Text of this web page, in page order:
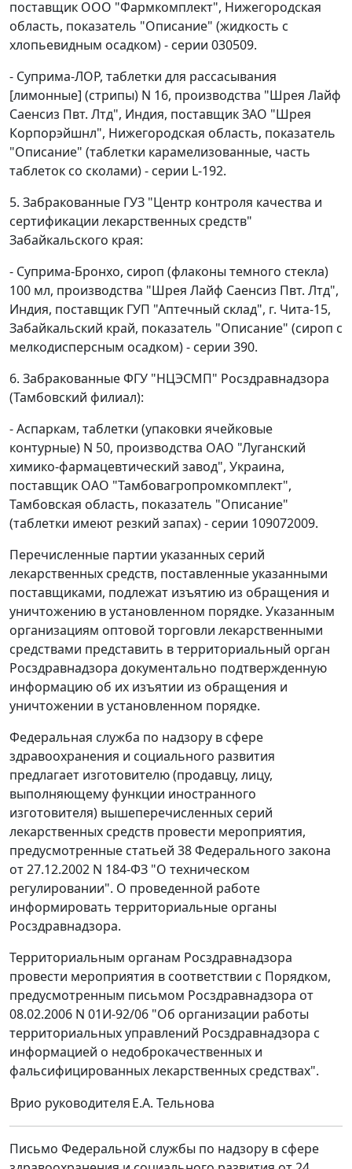
поставщик ООО "Фармкомплект", Нижегородская
область, показатель "Описание" (жидкость с
хлопьевидным осадком) - серии 030509.
- Суприма-ЛОР, таблетки для рассасывания
[лимонные] (стрипы) N 16, производства "Шрея Лайф
Саенсиз Пвт. Лтд", Индия, поставщик ЗАО "Шрея
Корпорэйшнл", Нижегородская область, показатель
"Описание" (таблетки карамелизованные, часть
таблеток со сколами) - серии L-192.
5. Забракованные ГУЗ "Центр контроля качества и
сертификации лекарственных средств"
Забайкальского края:
- Суприма-Бронхо, сироп (флаконы темного стекла)
100 мл, производства "Шрея Лайф Саенсиз Пвт. Лтд",
Индия, поставщик ГУП "Аптечный склад", г. Чита-15,
Забайкальский край, показатель "Описание" (сироп с
мелкодисперсным осадком) - серии 390.
6. Забракованные ФГУ "НЦЭСМП" Росздравнадзора
(Тамбовский филиал):
- Аспаркам, таблетки (упаковки ячейковые
контурные) N 50, производства ОАО "Луганский
химико-фармацевтический завод", Украина,
поставщик ОАО "Тамбовагропромкомплект",
Тамбовская область, показатель "Описание"
(таблетки имеют резкий запах) - серии 109072009.
Перечисленные партии указанных серий
лекарственных средств, поставленные указанными
поставщиками, подлежат изъятию из обращения и
уничтожению в установленном порядке. Указанным
организациям оптовой торговли лекарственными
средствами представить в территориальный орган
Росздравнадзора документально подтвержденную
информацию об их изъятии из обращения и
уничтожении в установленном порядке.
Федеральная служба по надзору в сфере
здравоохранения и социального развития
предлагает изготовителю (продавцу, лицу,
выполняющему функции иностранного
изготовителя) вышеперечисленных серий
лекарственных средств провести мероприятия,
предусмотренные статьей 38 Федерального закона
от 27.12.2002 N 184-ФЗ "О техническом
регулировании". О проведенной работе
информировать территориальные органы
Росздравнадзора.
Территориальным органам Росздравнадзора
провести мероприятия в соответствии с Порядком,
предусмотренным письмом Росздравнадзора от
08.02.2006 N 01И-92/06 "Об организации работы
территориальных управлений Росздравнадзора с
информацией о недоброкачественных и
фальсифицированных лекарственных средствах".
Врио руководителяЕ.А. Тельнова
Письмо Федеральной службы по надзору в сфере